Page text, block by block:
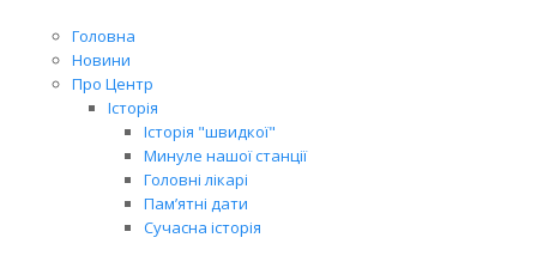
Головна
Новини
Про Центр
Історія
Історія "швидкої"
Минуле нашої станції
Головні лікарі
Пам’ятні дати
Сучасна історія